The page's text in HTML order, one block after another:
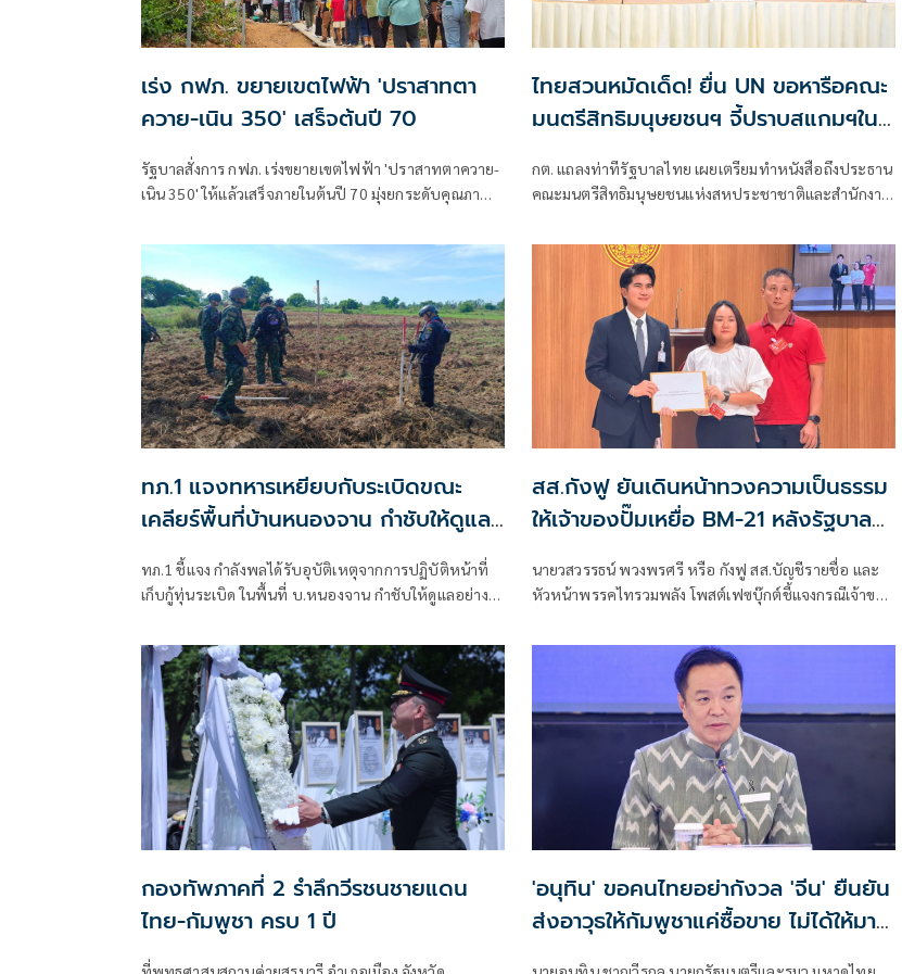
เร่ง กฟภ. ขยายเขตไฟฟ้า 'ปราสาทตา
ควาย-เนิน 350' เสร็จต้นปี 70
รัฐบาลสั่งการ กฟภ. เร่งขยายเขตไฟฟ้า 'ปราสาทตาควาย-
เนิน 350' ให้แล้วเสร็จภายในต้นปี 70 มุ่งยกระดับคุณภาพ
ชายแดน
ไทยสวนหมัดเด็ด! ยื่น UN ขอหารือคณะ
มนตรีสิทธิมนุษยชนฯ จี้ปราบสแกมฯใน
กต. แถลงท่าทีรัฐบาลไทย เผยเตรียมทำหนังสือถึงประธาน
คณะมนตรีสิทธิมนุษยชนแห่งสหประชาชาติและสำนักงาน
ดรูส์” เสนอรายงานพิเศษพาดพิงประเทศไทย มีหลาย
ประเด็นที่ไม่เห็นด้วย ชี้กระทบความเป็นกลาง -เที่ยงธรรม
ทภ.1 แจงทหารเหยียบกับระเบิดขณะ
เคลียร์พื้นที่บ้านหนองจาน กำชับให้ดูแล
เต็มที่
ทภ.1 ชี้แจง กำลังพลได้รับอุบัติเหตุจากการปฏิบัติหน้าที่
เก็บกู้ทุ่นระเบิด ในพื้นที่ บ.หนองจาน กำชับให้ดูแลอย่างดี
ประมาท ปัจจุบันสร้างพื้นที่ปลอดภัยแล้ว 76.73%
สส.กังฟู ยันเดินหน้าทวงความเป็นธรรม
ให้เจ้าของปั๊มเหยื่อ BM-21 หลังรัฐบาล
แจงไม่เข้าหลักเกณฑ์เยียวยา
นายวสวรรธน์ พวงพรศรี หรือ กังฟู สส.บัญชีรายชื่อ และ
หัวหน้าพรรคไทรวมพลัง โพสต์เฟซบุ๊กต์ชี้แจงกรณีเจ้าของ
ศรีสะเกษ ที่เสียหายจากจรวด BM-21 ของกัมพูชา ออกมา
ร้องเรียนว่ายังไม่ได้รับเงินเยียวจากภาครัฐ ก่อนที่นางสาว
รัชดา ธนาดิเรก โฆษกประจำสำนักนายกรัฐมนตรี ยืนยันว่า
กองทัพภาคที่ 2 รำลึกวีรชนชายแดน
ไทย-กัมพูชา ครบ 1 ปี
'อนุทิน' ขอคนไทยอย่ากังวล 'จีน' ยืนยัน
ส่งอาวุธให้กัมพูชาแค่ซื้อขาย ไม่ได้ให้มาสู้